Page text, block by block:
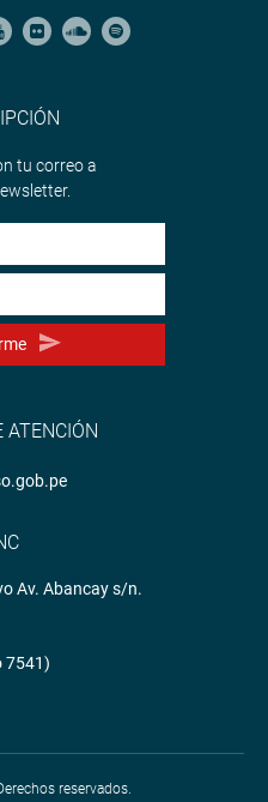
tu correo a
ATENCIÓN
Av. Abancay s/n.
7541)
reservados.